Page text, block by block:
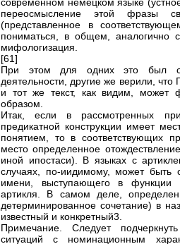
переосмысление этой фразы
(представленное в
пониматься, в общем, аналогично
мифологизация.
[61]
При этом для одних это был
деятельности, другие же верили,
и тот же текст, как видим, может
образом.
Итак, если в рассмотренных
предикатной конструкции имеет
понятием, то в соответствующих
место определенное
иной ипостаси). В языках с
случаях, по-иидимому, может быть
имени, выступающего в функции
артикля. В самом деле,
детерминированное сочетание) в
известный и конкретный3.
Примечание. Следует
ситуаций с номинационным